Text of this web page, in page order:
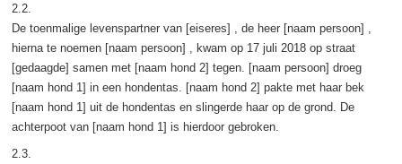
2.2.
De toenmalige levenspartner van [eiseres] , de heer [naam persoon] ,
hierna te noemen [naam persoon] , kwam op 17 juli 2018 op straat
[gedaagde] samen met [naam hond 2] tegen. [naam persoon] droeg
[naam hond 1] in een hondentas. [naam hond 2] pakte met haar bek
[naam hond 1] uit de hondentas en slingerde haar op de grond. De
achterpoot van [naam hond 1] is hierdoor gebroken.
2.3.